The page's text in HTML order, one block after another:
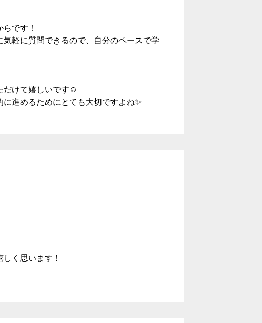
です！
軽に質問できるので、自分のペースで学
だけて嬉しいです☺️
進めるためにとても大切ですよね✨
く思います！